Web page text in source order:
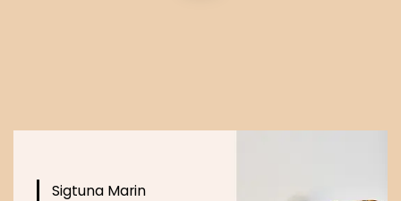
Sigtuna Marin